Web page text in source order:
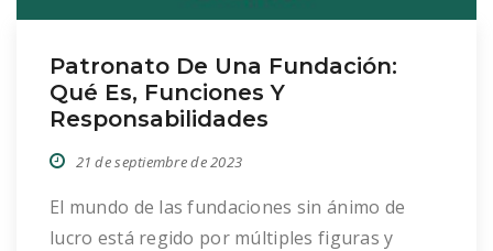
Patronato De Una Fundación:
Qué Es, Funciones Y
Responsabilidades
21 de septiembre de 2023
El mundo de las fundaciones sin ánimo de
lucro está regido por múltiples figuras y